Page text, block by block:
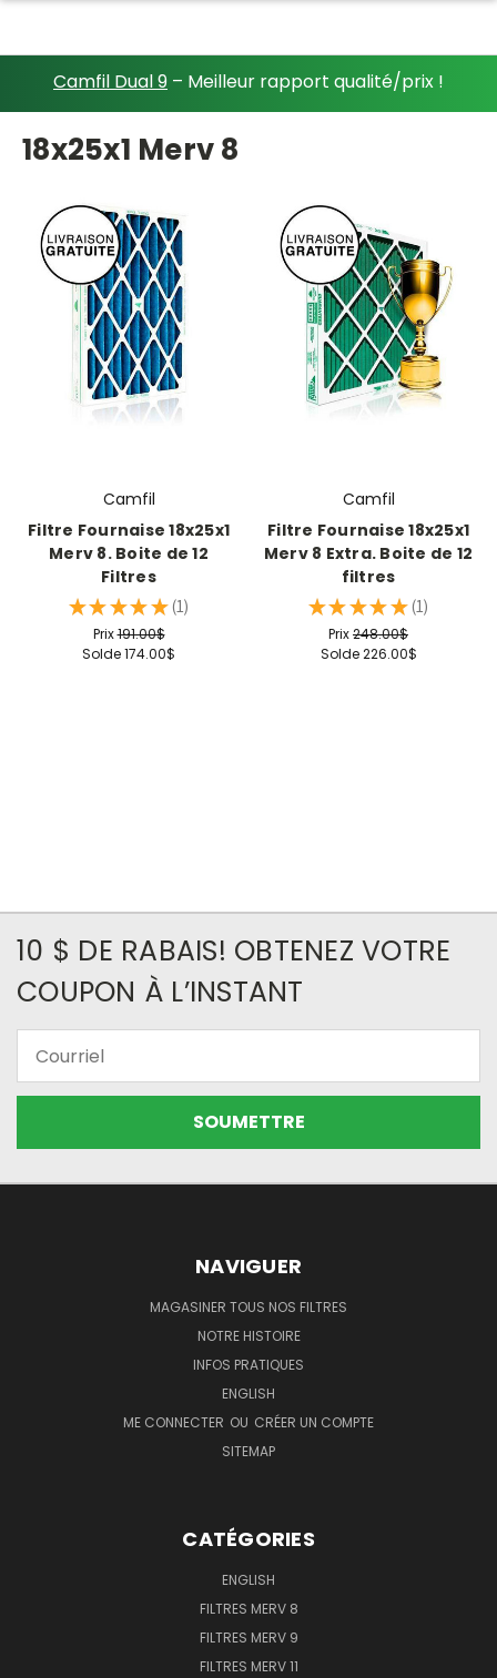
Camfil Dual 9 – Meilleur rapport qualité/prix !
18x25x1 Merv 8
Camfil
Filtre Fournaise 18x25x1
Merv 8. Boite de 12
Filtres
★ ★ ★ ★ ★ 1
1
Prix191.00$
Solde174.00$
Camfil
Filtre Fournaise 18x25x1
Merv 8 Extra. Boite de 12
filtres
★ ★ ★ ★ ★ 1
1
Prix248.00$
Solde226.00$
10 $ DE RABAIS! OBTENEZ VOTRE
COUPON À L’INSTANT
NAVIGUER
MAGASINER TOUS NOS FILTRES
NOTRE HISTOIRE
INFOS PRATIQUES
ENGLISH
ME CONNECTER OU CRÉER UN COMPTE
SITEMAP
CATÉGORIES
ENGLISH
FILTRES MERV 8
FILTRES MERV 9
FILTRES MERV 11